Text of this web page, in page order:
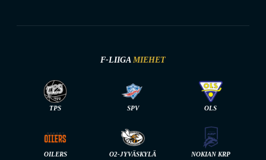
F-LIIGA MIEHET
TPS SPV OLS
OILERS O2-JYVÄSKYLÄ NOKIAN KRP